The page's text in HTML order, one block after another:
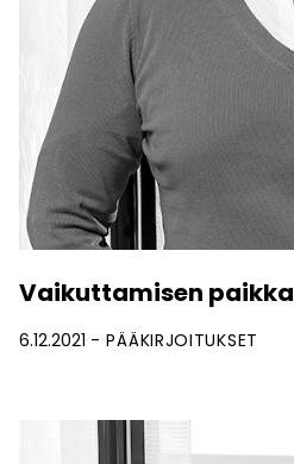
Vaikuttamisen paikka
6.12.2021 PÄÄKIRJOITUKSET